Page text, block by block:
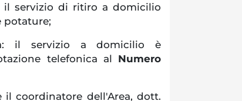
il servizio di ritiro a domicilio
potature;
il servizio a domicilio è
telefonica al Numero
il coordinatore dell'Area, dott.